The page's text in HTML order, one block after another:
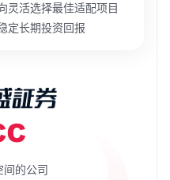
灵活选择最佳适配项目
定长期投资回报
间的公司